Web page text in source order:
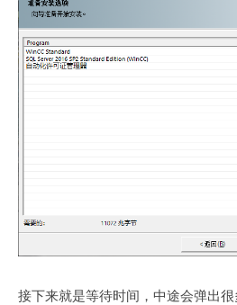
接下来就是等待时间，中途会弹出